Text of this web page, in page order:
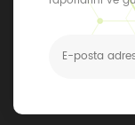
alabilirsiniz